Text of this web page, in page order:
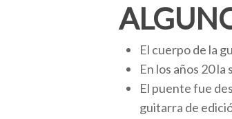
El cuerpo de la
En los años 20
El puente fue
guitarra de